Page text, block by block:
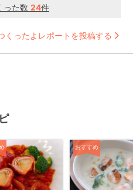
った数 24件
くったよレポートを投稿する
おすすめ